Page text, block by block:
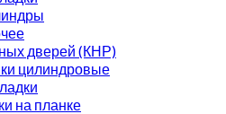
дверей (КНР)
цилиндровые
на планке